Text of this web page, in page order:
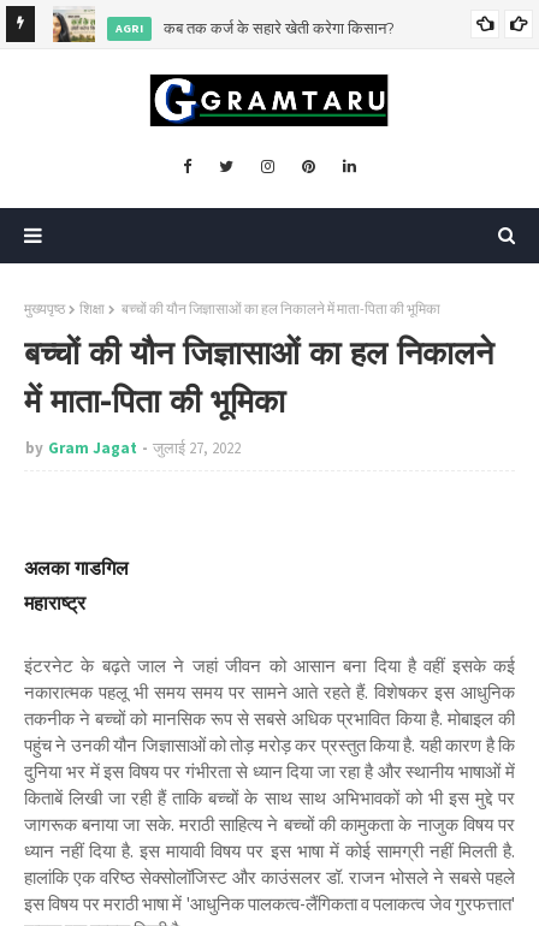
AGRI कब तक कर्ज के सहारे खेती करेगा किसान?
मुख्यपृष्ठ शिक्षा बच्चों की यौन जिज्ञासाओं का हल निकालने में माता-पिता की भूमिका
बच्चों की यौन जिज्ञासाओं का हल निकालने
में माता-पिता की भूमिका
by Gram Jagat जुलाई 27, 2022
अलका गाडगिल
महाराष्ट्र
इंटरनेट के बढ़ते जाल ने जहां जीवन को आसान बना दिया है वहीं इसके कई
नकारात्मक पहलू भी समय समय पर सामने आते रहते हैं. विशेषकर इस आधुनिक
तकनीक ने बच्चों को मानसिक रूप से सबसे अधिक प्रभावित किया है. मोबाइल की
पहुंच ने उनकी यौन जिज्ञासाओं को तोड़ मरोड़ कर प्रस्तुत किया है. यही कारण है कि
दुनिया भर में इस विषय पर गंभीरता से ध्यान दिया जा रहा है और स्थानीय भाषाओं में
किताबें लिखी जा रही हैं ताकि बच्चों के साथ साथ अभिभावकों को भी इस मुद्दे पर
जागरूक बनाया जा सके. मराठी साहित्य ने बच्चों की कामुकता के नाजुक विषय पर
ध्यान नहीं दिया है. इस मायावी विषय पर इस भाषा में कोई सामग्री नहीं मिलती है.
हालांकि एक वरिष्ठ सेक्सोलॉजिस्ट और काउंसलर डॉ. राजन भोसले ने सबसे पहले
इस विषय पर मराठी भाषा में 'आधुनिक पालकत्व-लैंगिकता व पलाकत्व जेव गुरफत्तात'